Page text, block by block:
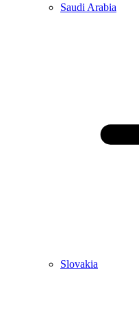
Saudi Arabia
Slovakia